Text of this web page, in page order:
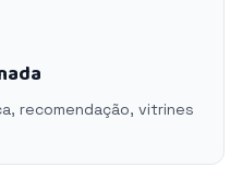
recomendação, vitrines